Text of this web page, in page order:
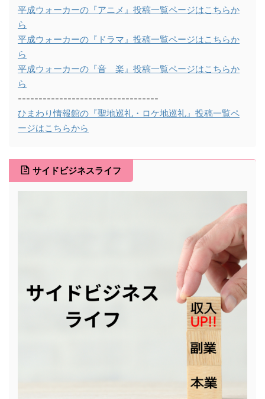
平成ウォーカーの『アニメ』投稿一覧ページはこちらか
ら
平成ウォーカーの『ドラマ』投稿一覧ページはこちらか
ら
平成ウォーカーの『音 楽』投稿一覧ページはこちらか
ら
----------------------------------
ひまわり情報館の『聖地巡礼・ロケ地巡礼』投稿一覧ペ
ージはこちらから
サイドビジネスライフ